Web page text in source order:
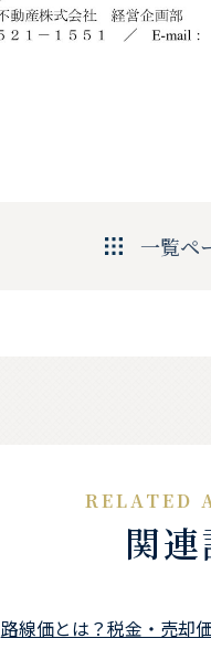
一覧ペ
関
路線価とは？税金・売却